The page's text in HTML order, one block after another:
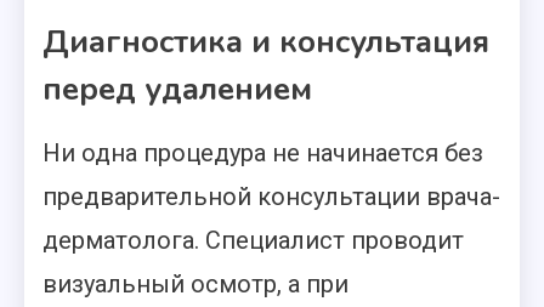
Диагностика и консультация
перед удалением
Ни одна процедура не начинается без
предварительной консультации врача-
дерматолога. Специалист проводит
визуальный осмотр, а при